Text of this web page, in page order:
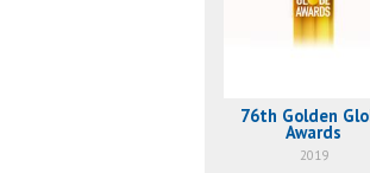
76th Golden
Awards
2019